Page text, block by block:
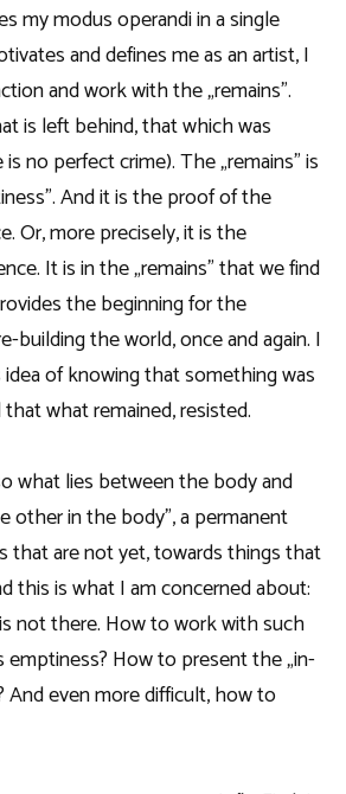
my modus operandi in a single
and defines me as an artist, I
and work with the „remains”.
is left behind, that which was
no perfect crime). The „remains” is
And it is the proof of the
Or, more precisely, it is the
It is in the „remains” that we find
the beginning for the
building the world, once and again. I
of knowing that something was
what remained, resisted.
what lies between the body and
other in the body”, a permanent
that are not yet, towards things that
this is what I am concerned about:
not there. How to work with such
emptiness? How to present the „in-
And even more difficult, how to